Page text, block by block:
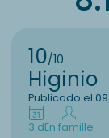
10/10
Higinio
Publicado el
3 dEn famille